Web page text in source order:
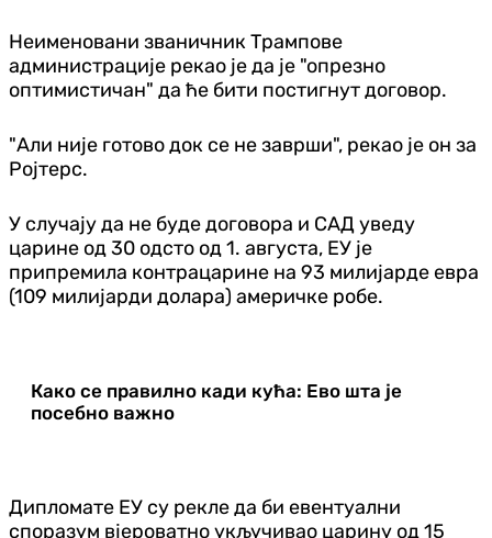
Неименовани званичник Трампове
администрације рекао је да је "опрезно
оптимистичан" да ће бити постигнут договор.
"Али није готово док се не заврши", рекао је он за
Ројтерс.
У случају да не буде договора и САД уведу
царине од 30 одсто од 1. августа, ЕУ је
припремила контрацарине на 93 милијарде евра
(109 милијарди долара) америчке робе.
Како се правилно кади кућа: Ево шта је
посебно важно
Дипломате ЕУ су рекле да би евентуални
споразум вјероватно укључивао царину од 15